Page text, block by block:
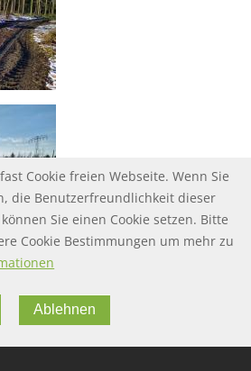
DATENSCHUTZ
Datenschutz
IMPRESSUM
Impressum
Cookie freien Webseite. Wenn Sie
die Benutzerfreundlichkeit dieser
Sie einen Cookie setzen. Bitte
Cookie Bestimmungen um mehr zu
Ablehnen